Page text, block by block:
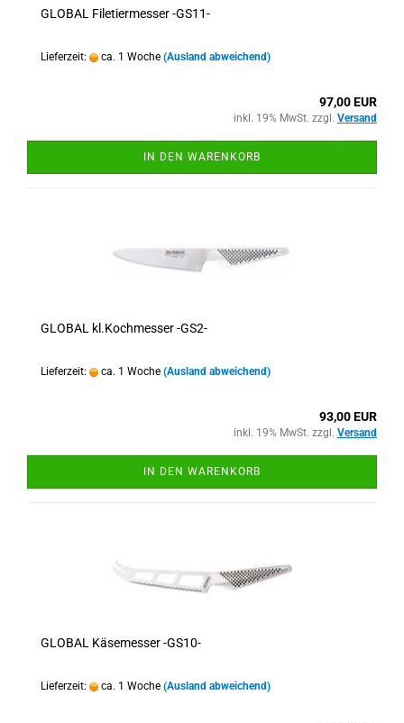
GLOBAL Filetiermesser -GS11-
Lieferzeit: ca. 1 Woche (Ausland abweichend)
97,00 EUR
inkl. 19% MwSt. zzgl. Versand
IN DEN WARENKORB
GLOBAL kl.Kochmesser -GS2-
Lieferzeit: ca. 1 Woche (Ausland abweichend)
93,00 EUR
inkl. 19% MwSt. zzgl. Versand
IN DEN WARENKORB
GLOBAL Käsemesser -GS10-
Lieferzeit: ca. 1 Woche (Ausland abweichend)